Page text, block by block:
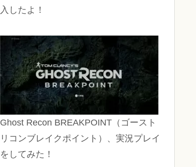
入したよ！
Ghost Recon BREAKPOINT（ゴースト
リコンブレイクポイント）、実況プレイ
をしてみた！